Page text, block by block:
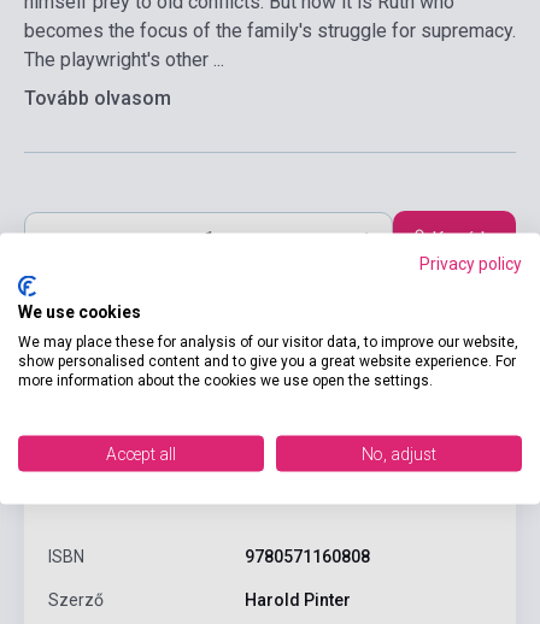
becomes the focus of the family's struggle for supremacy.
The playwright's other ...
Tovább olvasom
Kosárba
Termékjellemzők
ISBN 9780571160808
Szerző Harold Pinter
Privacy policy
We use cookies
We may place these for analysis of our visitor data, to improve our website,
show personalised content and to give you a great website experience. For
more information about the cookies we use open the settings.
Accept all No, adjust